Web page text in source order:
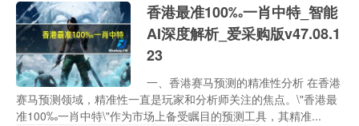
香港最准100‰一肖中特_智能
AI深度解析_爱采购版v47.08.1
23
一、香港赛马预测的精准性分析 在香港
赛马预测领域，精准性一直是玩家和分析师关注的焦点。\"香港最
准100‰一肖中特\"作为市场上备受瞩目的预测工具，其精准...